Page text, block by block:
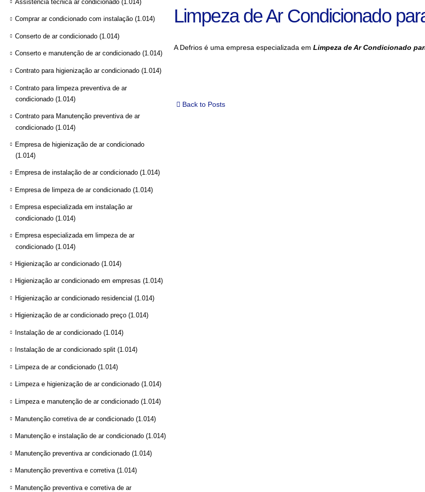
Limpeza de Ar Condicionado
A Defrios é uma empresa especializada em Limpeza de Ar Condicionado
Back to Posts
Assistência técnica ar condicionado (1.014)
Comprar ar condicionado com instalação (1.014)
Conserto de ar condicionado (1.014)
Conserto e manutenção de ar condicionado (1.014)
Contrato para higienização ar condicionado (1.014)
Contrato para limpeza preventiva de ar
condicionado (1.014)
Contrato para Manutenção preventiva de ar
condicionado (1.014)
Empresa de higienização de ar condicionado
(1.014)
Empresa de instalação de ar condicionado (1.014)
Empresa de limpeza de ar condicionado (1.014)
Empresa especializada em instalação ar
condicionado (1.014)
Empresa especializada em limpeza de ar
condicionado (1.014)
Higienização ar condicionado (1.014)
Higienização ar condicionado em empresas (1.014)
Higienização ar condicionado residencial (1.014)
Higienização de ar condicionado preço (1.014)
Instalação de ar condicionado (1.014)
Instalação de ar condicionado split (1.014)
Limpeza de ar condicionado (1.014)
Limpeza e higienização de ar condicionado (1.014)
Limpeza e manutenção de ar condicionado (1.014)
Manutenção corretiva de ar condicionado (1.014)
Manutenção e instalação de ar condicionado (1.014)
Manutenção preventiva ar condicionado (1.014)
Manutenção preventiva e corretiva(1.014)
Manutenção preventiva e corretiva de ar